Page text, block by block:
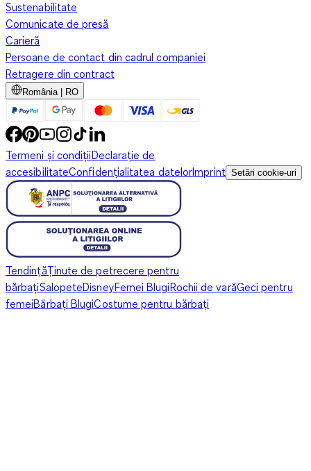
Sustenabilitate
Comunicate de presă
Carieră
Persoane de contact din cadrul companiei
Retragere din contract
România | RO
Termeni și condițiiDeclarație de
accesibilitateConfidențialitatea datelorImprint Setări cookie-uri
TendințăȚinute de petrecere pentru
bărbațiSalopeteDisneyFemei BlugiRochii de varăGeci pentru
femeiBărbați BlugiCostume pentru bărbați